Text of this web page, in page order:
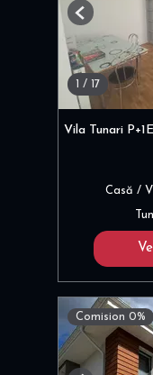
1 / 17
Previous
Vila Tunari
Casă /
Comision 0%